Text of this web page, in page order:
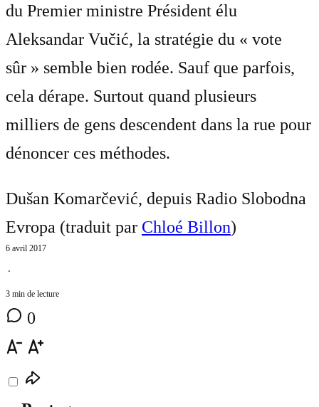
du Premier ministre Président élu
Aleksandar Vučić, la stratégie du « vote
sûr » semble bien rodée. Sauf que parfois,
cela dérape. Surtout quand plusieurs
milliers de gens descendent dans la rue pour
dénoncer ces méthodes.
Dušan Komarčević, depuis Radio Slobodna
Evropa (traduit par Chloé Billon)
6 avril 2017
⋅
3 min de lecture
0